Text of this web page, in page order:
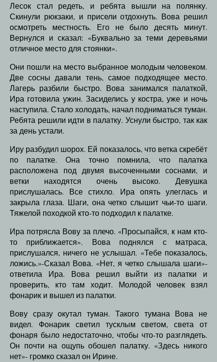
Лесок стал редеть, и ребята вышли на полянку.
Скинули рюкзаки, и присели отдохнуть. Вова решил
осмотреть местность. Его не было десять минут.
Вернулся и сказал: «Буквально за теми деревьями
отличное место для стоянки».
Они пошли на место выбранное молодым человеком.
Две сосны давали тень, самое подходящее место.
Лагерь разбили быстро. Вова занимался палаткой,
Ира готовила ужин. Засиделись у костра, уже и ночь
наступила. Стало холодать, начал подниматься туман.
Ребята решили идти в палатку. Уснули быстро, так как
за день устали.
Иру разбудил шорох. Ей показалось, что ветка скребёт
по палатке. Она точно помнила, что палатка
расположена под двумя высоченными соснами, и
ветки находятся очень высоко. Девушка
прислушалась. Все стихло. Ира опять улеглась и
закрыла глаза. Шаги, она четко слышит чьи-то шаги.
Тяжелой походкой кто-то подходил к палатке.
Ира потрясла Вову за плечо. «Просыпайся, к нам кто-
то приближается». Вова поднялся с матраса,
прислушался, ничего не услышал. «Тебе показалось,
ложись.»-Сказал Вова. «Нет, я четко слышала шаги»-
ответила Ира. Вова решил выйти из палатки и
проверить, кто там ходит. Молодой человек взял
фонарик и вышел из палатки.
Вову сразу окутал туман. Такого тумана Вова не
видел. Фонарик светил тусклым светом, света от
фонаря было недостаточно, чтобы что-то разглядеть.
Он почти на ощупь обошел палатку. «Здесь никого
нет»- громко сказал он Ирине.